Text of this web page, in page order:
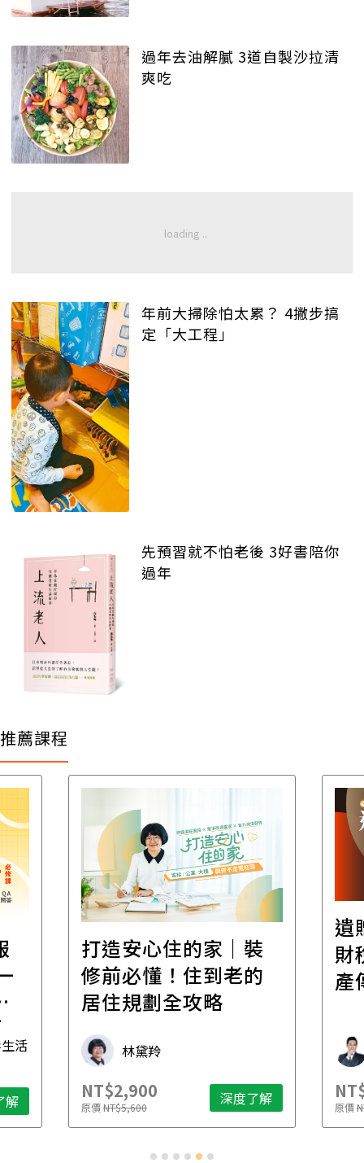
過年去油解膩 3道自製沙拉清
爽吃
年前大掃除怕太累？ 4撇步搞
定「大工程」
先預習就不怕老後 3好書陪你
過年
推薦課程
活
解
打造安心住的家｜裝
修前必懂！住到老的
居住規劃全攻略
林黛羚
NT$2,900
原價NT$5,600 深度了解
遺
財
產
原價